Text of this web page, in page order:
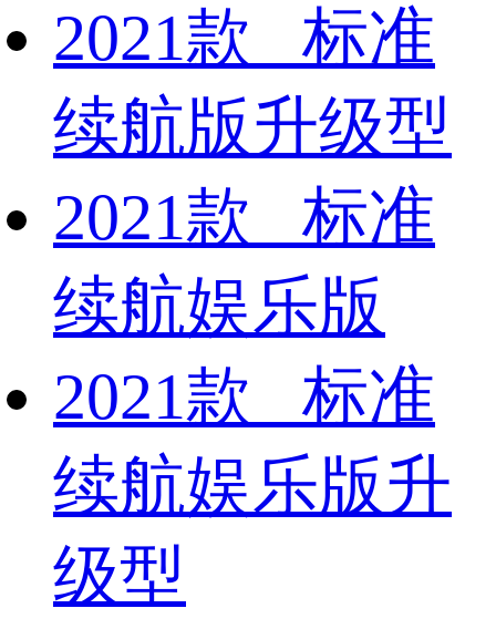
2021款 标准
续航版升级型
2021款 标准
续航娱乐版
2021款 标准
续航娱乐版升
级型